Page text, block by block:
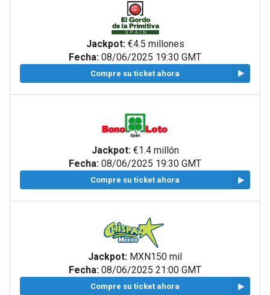
Jackpot:€4.5 millones
Fecha: 08/06/2025 19:30 GMT
Compre su ticket ahora
Jackpot:€1.4 millón
Fecha: 08/06/2025 19:30 GMT
Compre su ticket ahora
Jackpot: MXN150 mil
Fecha: 08/06/2025 21:00 GMT
Compre su ticket ahora